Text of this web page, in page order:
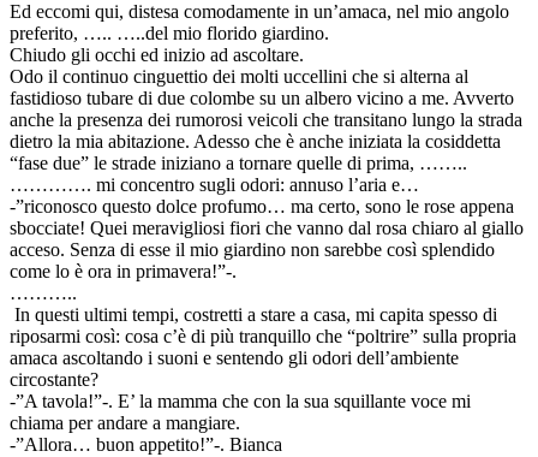
Ed eccomi qui, distesa comodamente in un’amaca, nel mio angolo
preferito, ….. …..del mio florido giardino.
Chiudo gli occhi ed inizio ad ascoltare.
Odo il continuo cinguettio dei molti uccellini che si alterna al
fastidioso tubare di due colombe su un albero vicino a me. Avverto
anche la presenza dei rumorosi veicoli che transitano lungo la strada
dietro la mia abitazione. Adesso che è anche iniziata la cosiddetta
“fase due” le strade iniziano a tornare quelle di prima, ……..
…………. mi concentro sugli odori: annuso l’aria e…
-”riconosco questo dolce profumo… ma certo, sono le rose appena
sbocciate! Quei meravigliosi fiori che vanno dal rosa chiaro al giallo
acceso. Senza di esse il mio giardino non sarebbe così splendido
come lo è ora in primavera!”-.
………..
In questi ultimi tempi, costretti a stare a casa, mi capita spesso di
riposarmi così: cosa c’è di più tranquillo che “poltrire” sulla propria
amaca ascoltando i suoni e sentendo gli odori dell’ambiente
circostante?
-”A tavola!”-. E’ la mamma che con la sua squillante voce mi
chiama per andare a mangiare.
-”Allora… buon appetito!”-. Bianca